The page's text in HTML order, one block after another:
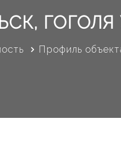
ГОГОЛЯ
Профиль